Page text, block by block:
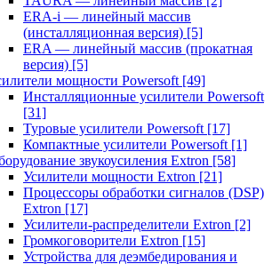
ERA-i — линейный массив
(инсталляционная версия) [5]
ERA — линейный массив (прокатная
версия) [5]
мощности Powersoft [49]
Инсталляционные усилители Powersoft
[31]
Туровые усилители Powersoft [17]
Компактные усилители Powersoft [1]
звукоусиления Extron [58]
Усилители мощности Extron [21]
Процессоры обработки сигналов (DSP)
Extron [17]
Усилители-распределители Extron [2]
Громкоговорители Extron [15]
Устройства для деэмбедирования и